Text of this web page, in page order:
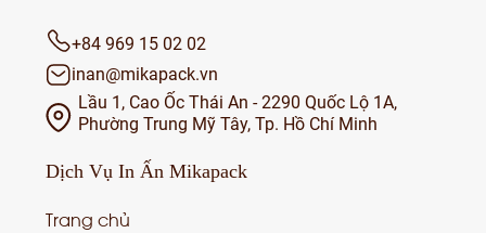
+84 969 15 02 02
inan@mikapack.vn
Lầu 1, Cao Ốc Thái An - 2290 Quốc Lộ 1A,
Phường Trung Mỹ Tây, Tp. Hồ Chí Minh
Dịch Vụ In Ấn Mikapack
Trang chủ